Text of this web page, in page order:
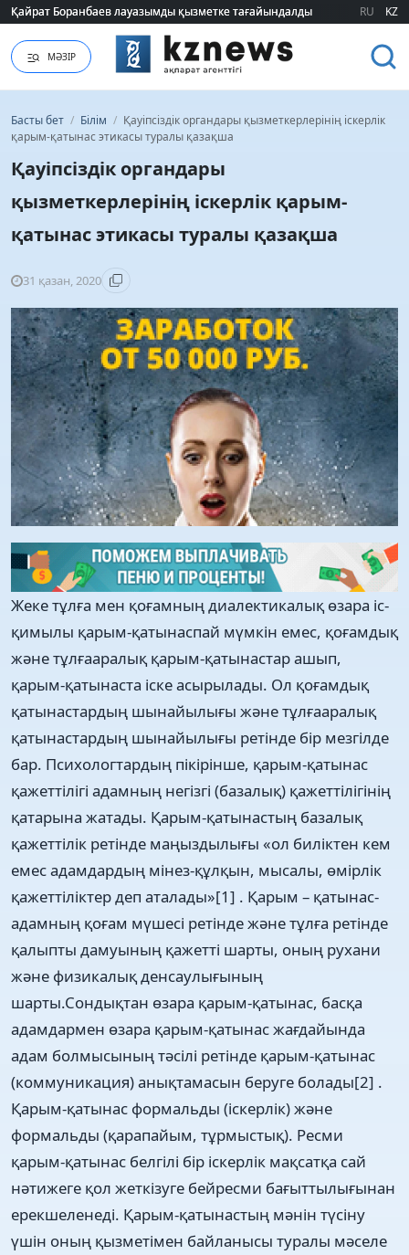
Қайрат Боранбаев лауазымды қызметке тағайындалды
Қайрат Боранбаев лауазымды қызметке тағайындалды RU KZ
МӘЗІР
Басты бет / Білім / Қауіпсіздік органдары қызметкерлерінің іскерлік
қарым-қатынас этикасы туралы қазақша
Қауіпсіздік органдары
қызметкерлерінің іскерлік қарым-
қатынас этикасы туралы қазақша
31 қазан, 2020
Жеке тұлға мен қоғамның диалектикалық өзара іс-
қимылы қарым-қатынаспай мүмкін емес, қоғамдық
және тұлғааралық қарым-қатынастар ашып,
қарым-қатынаста іске асырылады. Ол қоғамдық
қатынастардың шынайылығы және тұлғааралық
қатынастардың шынайылығы ретінде бір мезгілде
бар. Психологтардың пікірінше, қарым-қатынас
қажеттілігі адамның негізгі (базалық) қажеттілігінің
қатарына жатады. Қарым-қатынастың базалық
қажеттілік ретінде маңыздылығы «ол биліктен кем
емес адамдардың мінез-құлқын, мысалы, өмірлік
қажеттіліктер деп аталады»[1] . Қарым – қатынас-
адамның қоғам мүшесі ретінде және тұлға ретінде
қалыпты дамуының қажетті шарты, оның рухани
және физикалық денсаулығының
шарты.Сондықтан өзара қарым-қатынас, басқа
адамдармен өзара қарым-қатынас жағдайында
адам болмысының тәсілі ретінде қарым-қатынас
(коммуникация) анықтамасын беруге болады[2] .
Қарым-қатынас формальды (іскерлік) және
формальды (қарапайым, тұрмыстық). Ресми
қарым-қатынас белгілі бір іскерлік мақсатқа сай
нәтижеге қол жеткізуге бейресми бағыттылығынан
ерекшеленеді. Қарым-қатынастың мәнін түсіну
үшін оның қызметімен байланысы туралы мәселе